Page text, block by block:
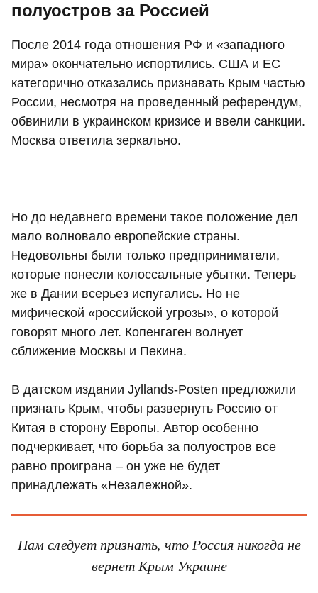
полуостров за Россией
После 2014 года отношения РФ и «западного
мира» окончательно испортились. США и ЕС
категорично отказались признавать Крым частью
России, несмотря на проведенный референдум,
обвинили в украинском кризисе и ввели санкции.
Москва ответила зеркально.
Но до недавнего времени такое положение дел
мало волновало европейские страны.
Недовольны были только предприниматели,
которые понесли колоссальные убытки. Теперь
же в Дании всерьез испугались. Но не
мифической «российской угрозы», о которой
говорят много лет. Копенгаген волнует
сближение Москвы и Пекина.
В датском издании Jyllands-Posten предложили
признать Крым, чтобы развернуть Россию от
Китая в сторону Европы. Автор особенно
подчеркивает, что борьба за полуостров все
равно проиграна – он уже не будет
принадлежать «Незалежной».
Нам следует признать, что Россия никогда не
вернет Крым Украине